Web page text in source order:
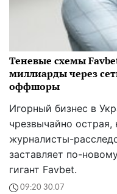
Теневые схемы
миллиарды через
оффшоры
Игорный бизнес в
чрезвычайно острая,
журналисты-
заставляет по-
гигант Favbet.
09:20 30.07